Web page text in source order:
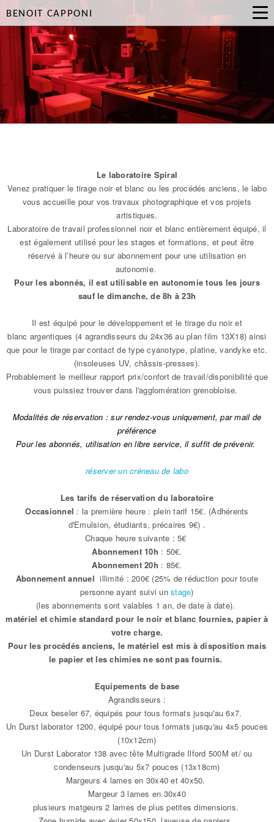
BENOIT CAPPONI
Le laboratoire Spiral
Venez pratiquer le tirage noir et blanc ou les procédés anciens, le labo
vous accueille pour vos travaux photographique et vos projets
artistiques.
Laboratoire de travail professionnel noir et blanc entièrement équipé, il
est également utilisé pour les stages et formations, et peut être
réservé à l’heure ou sur abonnement pour une utilisation en
autonomie.
Pour les abonnés, il est utilisable en autonomie tous les jours
sauf le dimanche, de 8h à 23h
Il est équipé pour le développement et le tirage du noir et
blanc argentiques (4 agrandisseurs du 24x36 au plan film 13X18) ainsi
que pour le tirage par contact de type cyanotype, platine, vandyke etc.
(insoleuses UV, châssis-presses).
Probablement le meilleur rapport prix/confort de travail/disponibilité que
vous puissiez trouver dans l'agglomération grenobloise.
Modalités de réservation : sur rendez-vous uniquement, par mail de
préférence
Pour les abonnés, utilisation en libre service, il suffit de prévenir.
réserver un créneau de labo
Les tarifs de réservation du laboratoire
Occasionnel : la première heure : plein tarif 15€. (Adhérents
d'Emulsion, étudiants, précaires 9€) .
Chaque heure suivante : 5€
Abonnement 10h : 50€.
Abonnement 20h : 85€.
Abonnement annuel illimité : 200€ (25% de réduction pour toute
personne ayant suivi unstage)
(les abonnements sont valables 1 an, de date à date).
matériel et chimie standard pour le noir et blanc fournies, papier à
votre charge.
Pour les procédés anciens, le matériel est mis à disposition mais
le papier et les chimies ne sont pas fournis.
Equipements de base
Agrandisseurs :
Deux beseler 67, équipés pour tous formats jusqu'au 6x7.
Un Durst laborator 1200, équipé pour tous formats jusqu'au 4x5 pouces
(10x12cm)
Un Durst Laborator 138 avec tête Multigrade Ilford 500M et/ ou
condenseurs jusqu'au 5x7 pouces (13x18cm)
Margeurs 4 lames en 30x40 et 40x50.
Margeur 3 lames en 30x40
plusieurs matgeurs 2 lames de plus petites dimensions.